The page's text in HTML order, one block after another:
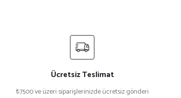
Ücretsiz Teslimat
₺7500 ve üzeri siparişlerinizde ücretsiz gönderi